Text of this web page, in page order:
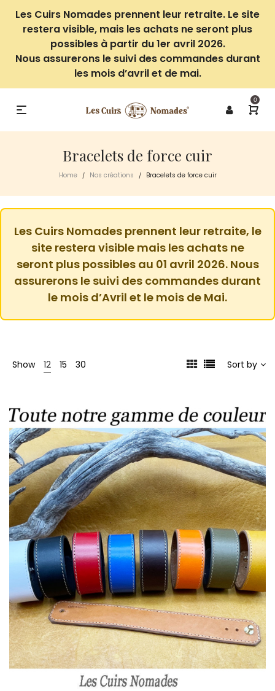
Les Cuirs Nomades prennent leur retraite. Le site
restera visible, mais les achats ne seront plus
possibles à partir du 1er avril 2026.
Nous assurerons le suivi des commandes durant
les mois d’avril et de mai.
0
Bracelets de force cuir
Home / Nos créations / Bracelets de force cuir
Les Cuirs Nomades prennent leur retraite, le
site restera visible mais les achats ne
seront plus possibles au 01 avril 2026. Nous
assurerons le suivi des commandes durant
le mois d’Avril et le mois de Mai.
Show 12 15 30 Sort by